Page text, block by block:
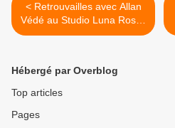
< Retrouvailles avec Allan
Védé au Studio Luna Rossa
afin d’évoquer son EP
Hébergé par Overblog
Top articles
Pages